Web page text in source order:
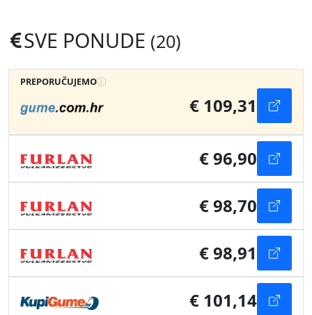
SVE PONUDE (20)
PREPORUČUJEMO
€ 109,31
€ 96,90
€ 98,70
€ 98,91
€ 101,14